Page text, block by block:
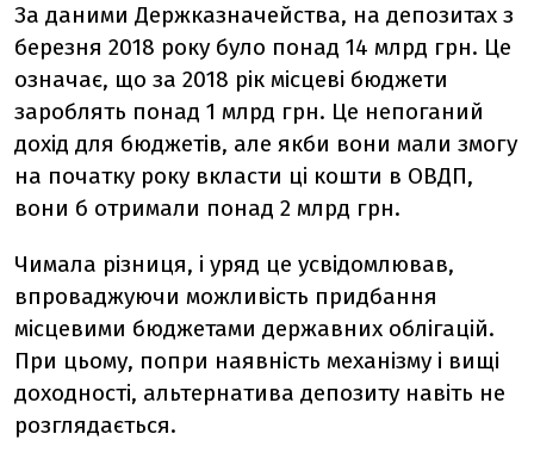
За даними Держказначейства, на депозитах з
березня 2018 року було понад 14 млрд грн. Це
означає, що за 2018 рік місцеві бюджети
зароблять понад 1 млрд грн. Це непоганий
дохід для бюджетів, але якби вони мали змогу
на початку року вкласти ці кошти в ОВДП,
вони б отримали понад 2 млрд грн.
Чимала різниця, і уряд це усвідомлював,
впроваджуючи можливість придбання
місцевими бюджетами державних облігацій.
При цьому, попри наявність механізму і вищі
доходності, альтернатива депозиту навіть не
розглядається.